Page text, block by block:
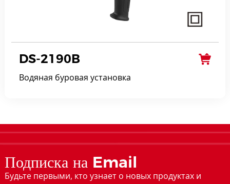
DS-2190B
Водяная буровая установка
Подписка на Email
Будьте первыми, кто узнает о новых продуктах и